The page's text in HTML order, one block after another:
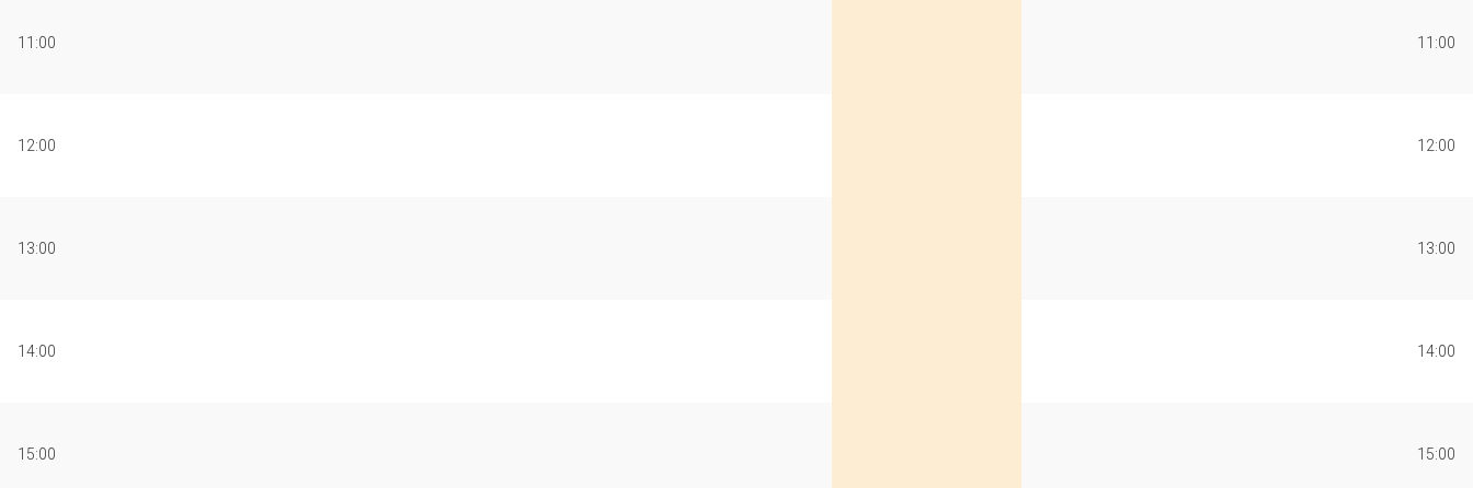
11:00 11:00
12:00 12:00
13:00 13:00
14:00 14:00
15:00 15:00